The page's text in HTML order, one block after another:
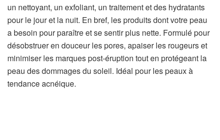
un nettoyant, un exfoliant, un traitement et des hydratants
pour le jour et la nuit. En bref, les produits dont votre peau
a besoin pour paraître et se sentir plus nette. Formulé pour
désobstruer en douceur les pores, apaiser les rougeurs et
minimiser les marques post-éruption tout en protégeant la
peau des dommages du soleil. Idéal pour les peaux à
tendance acnéique.